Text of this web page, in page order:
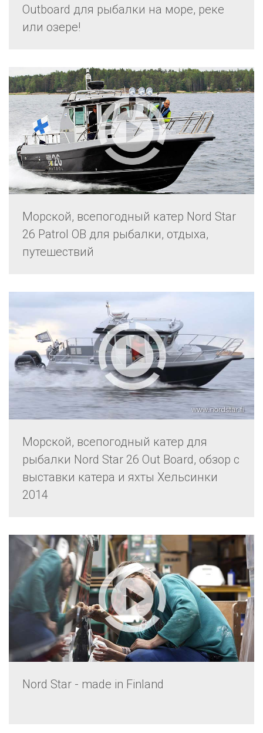
Outboard для рыбалки на море, реке
или озере!
Морской, всепогодный катер Nord Star
26 Patrol OB для рыбалки, отдыха,
путешествий
Морской, всепогодный катер для
рыбалки Nord Star 26 Out Board, обзор с
выставки катера и яхты Хельсинки
2014
Nord Star - made in Finland